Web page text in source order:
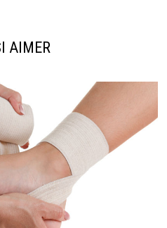
AIMER